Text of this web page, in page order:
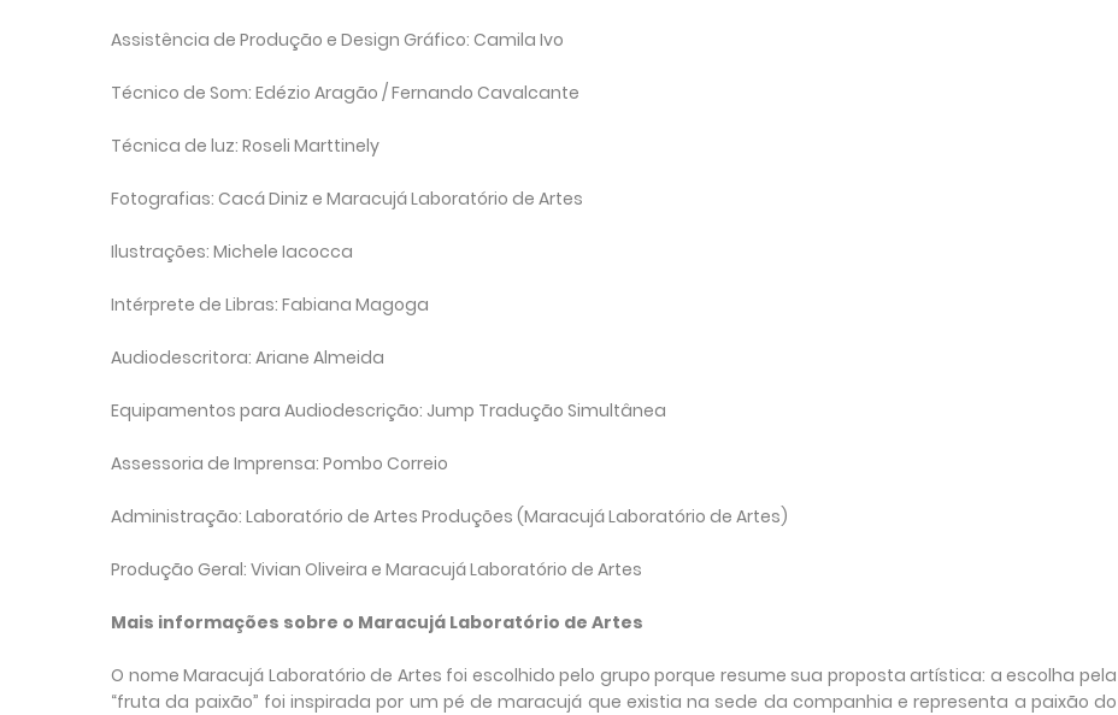
Assistência de Produção e Design Gráfico: Camila Ivo
Técnico de Som: Edézio Aragão / Fernando Cavalcante
Técnica de luz: Roseli Marttinely
Fotografias: Cacá Diniz e Maracujá Laboratório de Artes
Ilustrações: Michele Iacocca
Intérprete de Libras: Fabiana Magoga
Audiodescritora: Ariane Almeida
Equipamentos para Audiodescrição: Jump Tradução Simultânea
Assessoria de Imprensa: Pombo Correio
Administração: Laboratório de Artes Produções (Maracujá Laboratório de Artes)
Produção Geral: Vivian Oliveira e Maracujá Laboratório de Artes
Mais informações sobre o Maracujá Laboratório de Artes
O nome Maracujá Laboratório de Artes foi escolhido pelo grupo porque resume sua proposta artística: a escolha pela
“fruta da paixão” foi inspirada por um pé de maracujá que existia na sede da companhia e representa a paixão do